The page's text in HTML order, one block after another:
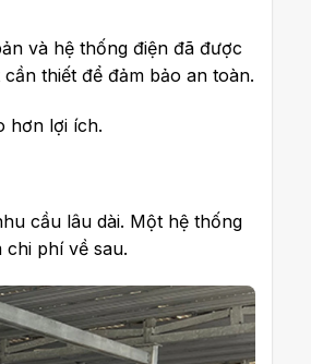
và hệ thống điện đã được
thiết để đảm bảo an toàn.
hơn lợi ích.
cầu lâu dài. Một hệ thống
phí về sau.